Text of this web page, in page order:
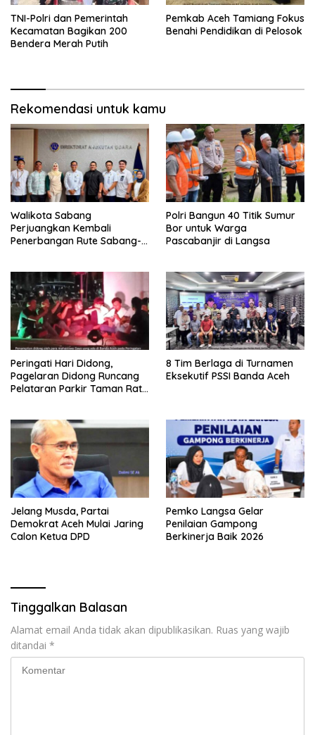
TNI-Polri dan Pemerintah
Kecamatan Bagikan 200
Bendera Merah Putih
Pemkab Aceh Tamiang Fokus
Benahi Pendidikan di Pelosok
Rekomendasi untuk kamu
Walikota Sabang
Perjuangkan Kembali
Penerbangan Rute Sabang-
Polri Bangun 40 Titik Sumur
Bor untuk Warga
Pascabanjir di Langsa
Peringati Hari Didong,
Pagelaran Didong Runcang
Pelataran Parkir Taman Ratu
8 Tim Berlaga di Turnamen
Eksekutif PSSI Banda Aceh
Jelang Musda, Partai
Demokrat Aceh Mulai Jaring
Calon Ketua DPD
Pemko Langsa Gelar
Penilaian Gampong
Berkinerja Baik 2026
Tinggalkan Balasan
Alamat email Anda tidak akan dipublikasikan. Ruas yang wajib
ditandai *